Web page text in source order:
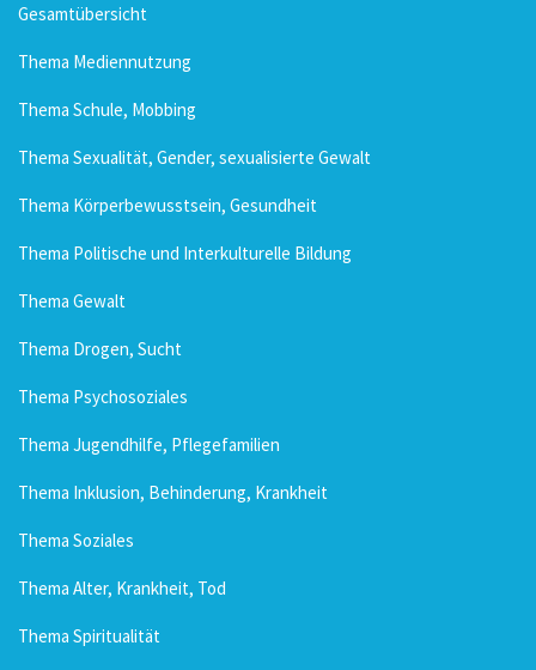
Gesamtübersicht
Thema Mediennutzung
Thema Schule, Mobbing
Thema Sexualität, Gender, sexualisierte Gewalt
Thema Körperbewusstsein, Gesundheit
Thema Politische und Interkulturelle Bildung
Thema Gewalt
Thema Drogen, Sucht
Thema Psychosoziales
Thema Jugendhilfe, Pflegefamilien
Thema Inklusion, Behinderung, Krankheit
Thema Soziales
Thema Alter, Krankheit, Tod
Thema Spiritualität